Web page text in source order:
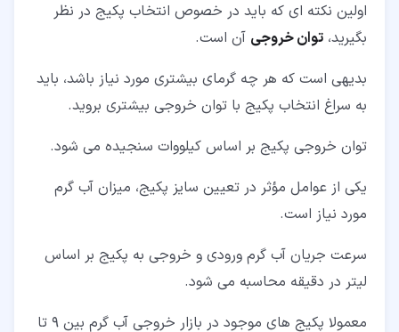
اولین نکته ای که باید در خصوص انتخاب پکیج در نظر
بگیرید، توان خروجی آن است.
بدیهی است که هر چه گرمای بیشتری مورد نیاز باشد، باید
به سراغ انتخاب پکیج با توان خروجی بیشتری بروید.
توان خروجی پکیج بر اساس کیلووات سنجیده می شود.
یکی از عوامل مؤثر در تعیین سایز پکیج، میزان آب گرم
مورد نیاز است.
سرعت جریان آب گرم ورودی و خروجی به پکیج بر اساس
لیتر در دقیقه محاسبه می شود.
معمولا پکیج های موجود در بازار خروجی آب گرم بین 9 تا